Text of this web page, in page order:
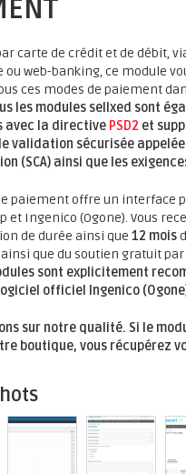
carte de crédit et de débit,
ou web-banking, ce module
ces modes de paiement
les modules sellxed sont
avec la directive PSD2 et
validation sécurisée
(SCA) ainsi que les
paiement offre un interface
et Ingenico (Ogone). Vous
de durée ainsi que 12 mois
que du soutien gratuit
sont explicitement
officiel Ingenico
sur notre qualité. Si le
boutique, vous récupérez